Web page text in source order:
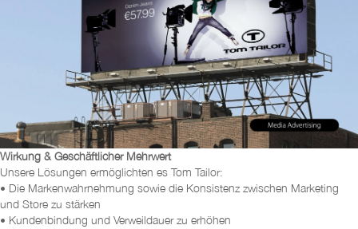
Wirkung & Geschäftlicher Mehrwert
Unsere Lösungen ermöglichten es Tom Tailor:
• Die Markenwahrnehmung sowie die Konsistenz zwischen Marketing
und Store zu stärken
• Kundenbindung und Verweildauer zu erhöhen